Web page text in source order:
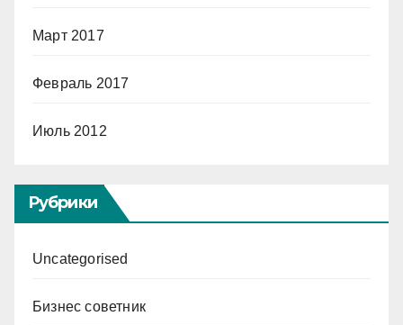
Март 2017
Февраль 2017
Июль 2012
Рубрики
Uncategorised
Бизнес советник